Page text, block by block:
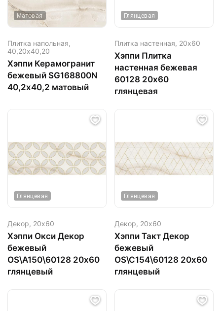
Матовая
Плитка напольная,
40,20х40,20
Хэппи Керамогранит
бежевый SG168800N
40,2х40,2 матовый
Глянцевая
Плитка настенная, 20х60
Хэппи Плитка
настенная бежевая
60128 20х60
глянцевая
Глянцевая
Декор, 20х60
Хэппи Окси Декор
бежевый
OS\A150\60128 20х60
глянцевый
Глянцевая
Декор, 20х60
Хэппи Такт Декор
бежевый
OS\C154\60128 20х60
глянцевый